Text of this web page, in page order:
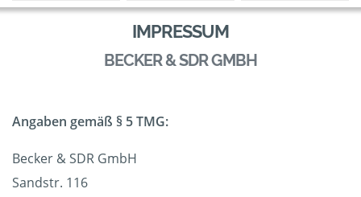
IMPRESSUM
BECKER & SDR GMBH
Angaben gemäß § 5 TMG:
Becker & SDR GmbH
Sandstr. 116